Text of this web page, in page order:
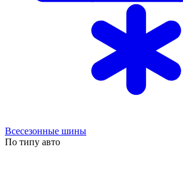
Всесезонные шины
По типу авто